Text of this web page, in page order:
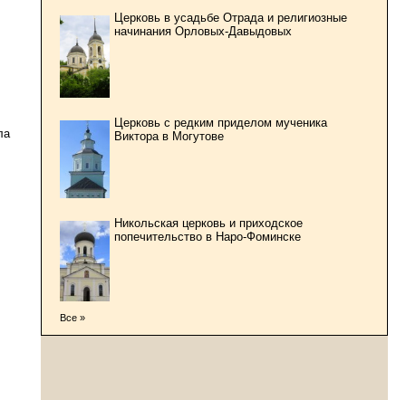
Церковь в усадьбе Отрада и религиозные
начинания Орловых-Давыдовых
Церковь с редким приделом мученика
Виктора в Могутове
Никольская церковь и приходское
попечительство в Наро-Фоминске
Все »